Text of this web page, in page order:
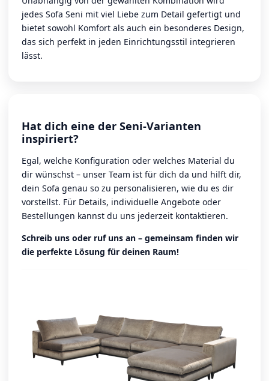
jedes Sofa Seni mit viel Liebe zum Detail gefertigt und
bietet sowohl Komfort als auch ein besonderes Design,
das sich perfekt in jeden Einrichtungsstil integrieren
lässt.
Hat dich eine der Seni-Varianten
inspiriert?
Egal, welche Konfiguration oder welches Material du
dir wünschst – unser Team ist für dich da und hilft dir,
dein Sofa genau so zu personalisieren, wie du es dir
vorstellst. Für Details, individuelle Angebote oder
Bestellungen kannst du uns jederzeit kontaktieren.
Schreib uns oder ruf uns an – gemeinsam finden wir
die perfekte Lösung für deinen Raum!